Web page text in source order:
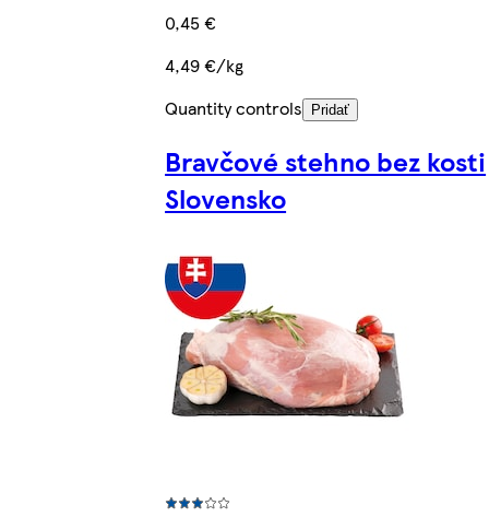
0,45 €
4,49 €/kg
Quantity controls Pridať
Bravčové stehno bez kosti
Slovensko